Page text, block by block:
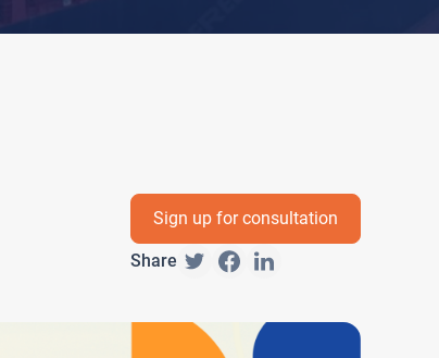
Sign up for consultation
Share